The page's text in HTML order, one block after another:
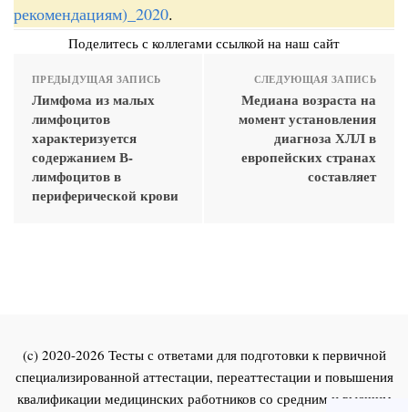
рекомендациям)_2020.
Поделитесь с коллегами ссылкой на наш сайт
ПРЕДЫДУЩАЯ ЗАПИСЬ
Лимфома из малых
лимфоцитов
характеризуется
содержанием В-
лимфоцитов в
периферической крови
СЛЕДУЮЩАЯ ЗАПИСЬ
Медиана возраста на
момент установления
диагноза ХЛЛ в
европейских странах
составляет
(c) 2020-2026 Тесты с ответами для подготовки к первичной
специализированной аттестации, переаттестации и повышения
квалификации медицинских работников со средним и высшим